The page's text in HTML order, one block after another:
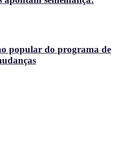
popular do programa de